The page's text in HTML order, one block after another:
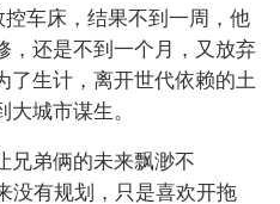
车床，结果不到一周，他
，还是不到一个月，又放弃
了生计，离开世代依赖的土
城市谋生。
兄弟俩的未来飘渺不
没有规划，只是喜欢开拖